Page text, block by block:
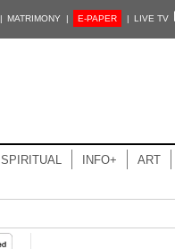
MATRIMONY | E-PAPER | LIVE TV
SPIRITUAL INFO+ ART